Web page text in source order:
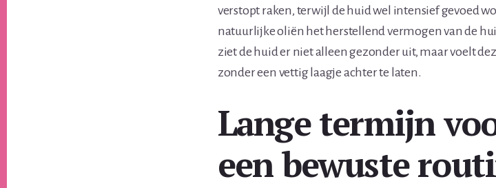
verstopt raken, terwijl de huid wel intensief gevoed
natuurlijke oliën het herstellend vermogen van de
ziet de huid er niet alleen gezonder uit, maar voelt
zonder een vettig laagje achter te laten.
Lange termijn
een bewuste